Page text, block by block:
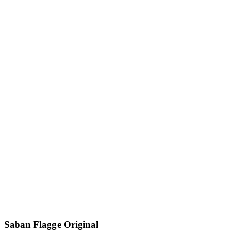
Saban Flagge Original